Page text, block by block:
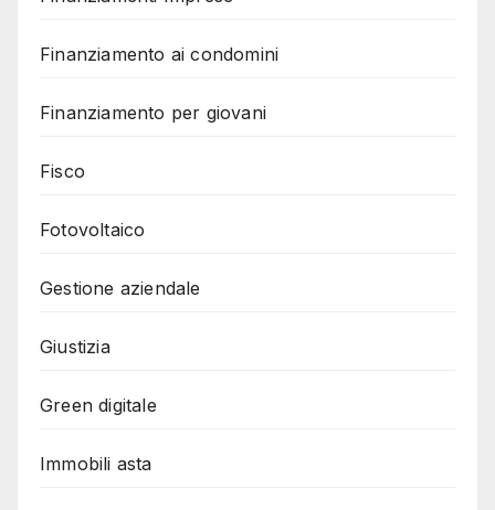
Finanziamento ai condomini
Finanziamento per giovani
Fisco
Fotovoltaico
Gestione aziendale
Giustizia
Green digitale
Immobili asta